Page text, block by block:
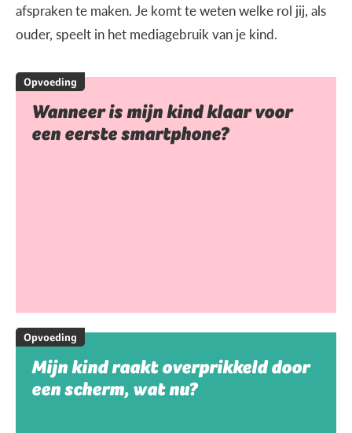
afspraken te maken. Je komt te weten welke rol jij, als
ouder, speelt in het mediagebruik van je kind.
Opvoeding
Wanneer is mijn kind klaar voor
een eerste smartphone?
Opvoeding
Mijn kind raakt overprikkeld door
een scherm, wat nu?